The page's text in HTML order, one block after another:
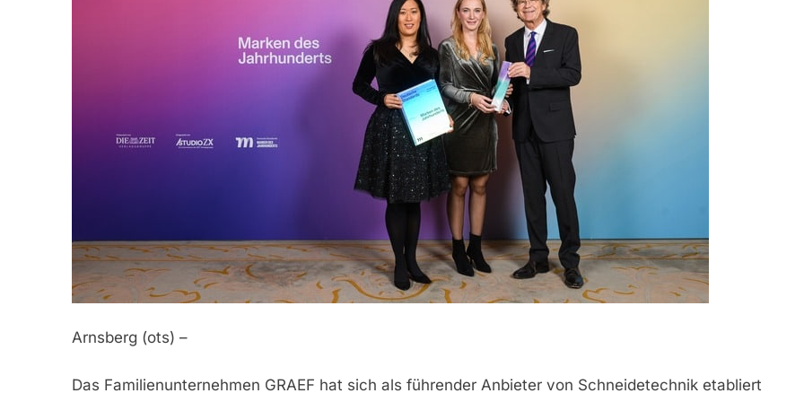
Arnsberg (ots) –
Das Familienunternehmen GRAEF hat sich als führender Anbieter von Schneidetechnik etabliert